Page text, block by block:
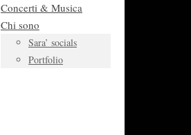
Concerti & Musica
Chi sono
Sara’ socials
Portfolio